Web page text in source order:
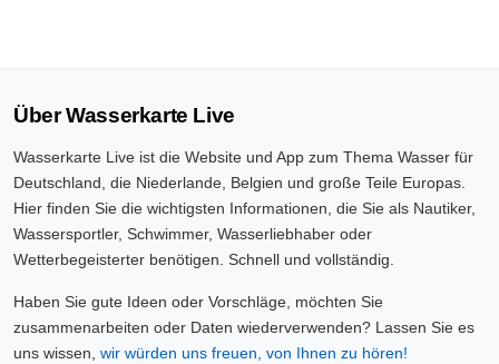
Über Wasserkarte Live
Wasserkarte Live ist die Website und App zum Thema Wasser für
Deutschland, die Niederlande, Belgien und große Teile Europas.
Hier finden Sie die wichtigsten Informationen, die Sie als Nautiker,
Wassersportler, Schwimmer, Wasserliebhaber oder
Wetterbegeisterter benötigen. Schnell und vollständig.
Haben Sie gute Ideen oder Vorschläge, möchten Sie
zusammenarbeiten oder Daten wiederverwenden? Lassen Sie es
uns wissen, wir würden uns freuen, von Ihnen zu hören!